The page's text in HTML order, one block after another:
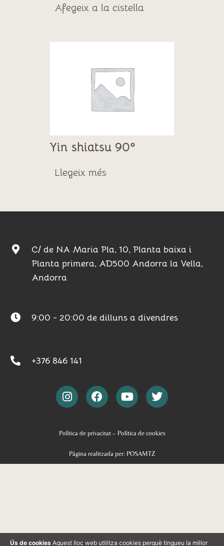
Afegeix a la cistella
Yin shiatsu 90º
Llegeix més
C/ de NA Maria Pla, 10, Planta baixa i
Planta primera, AD500 Andorra la Vella,
Andorra​
9:00 - 20:00 de dilluns a divendres
+376 846 141
Política de privacitat– Política de cookies
Página realitzada per: POSAMTZ
Ús de cookies Aquest lloc web utilitza cookies perquè tingueu la millor